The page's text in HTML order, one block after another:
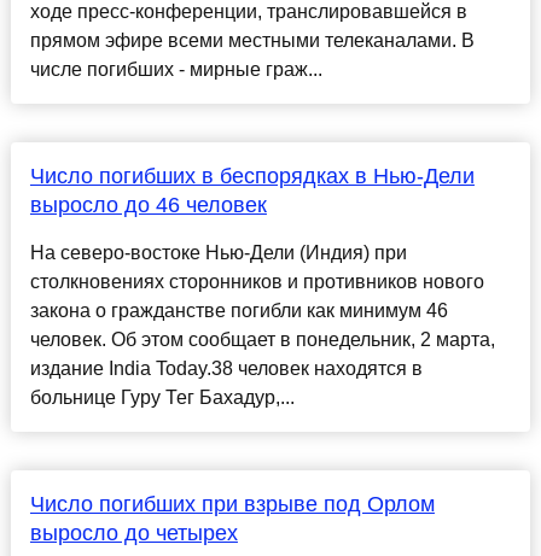
ходе пресс-конференции, транслировавшейся в
прямом эфире всеми местными телеканалами. В
числе погибших - мирные граж...
Число погибших в беспорядках в Нью-Дели
выросло до 46 человек
На северо-востоке Нью-Дели (Индия) при
столкновениях сторонников и противников нового
закона о гражданстве погибли как минимум 46
человек. Об этом сообщает в понедельник, 2 марта,
издание India Today.38 человек находятся в
больнице Гуру Тег Бахадур,...
Число погибших при взрыве под Орлом
выросло до четырех